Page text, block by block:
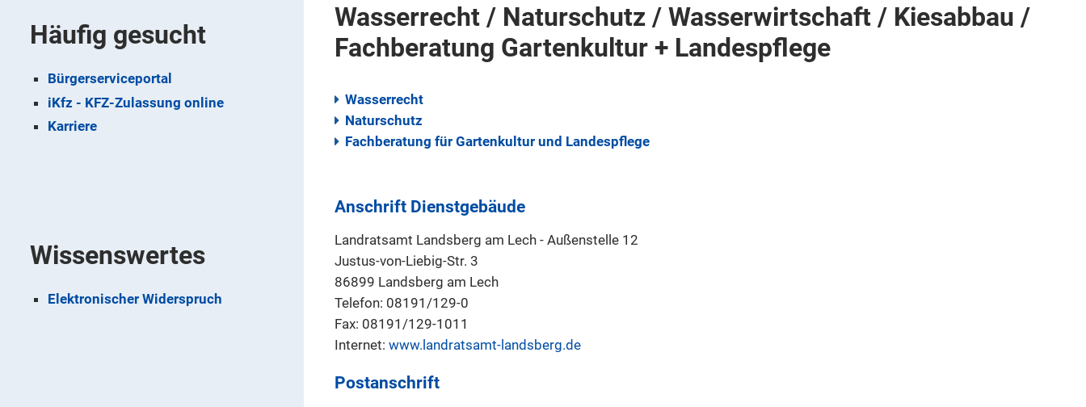
Wasserrecht / Naturschutz / Wasserwirtschaft / Kiesabbau /
Fachberatung Gartenkultur + Landespflege
Wasserrecht
Naturschutz
Fachberatung für Gartenkultur und Landespflege
Anschrift Dienstgebäude
Landratsamt Landsberg am Lech - Außenstelle 12
Justus-von-Liebig-Str. 3
86899 Landsberg am Lech
Telefon: 08191/129-0
Fax: 08191/129-1011
Internet: www.landratsamt-landsberg.de
Postanschrift
Häufig gesucht
Bürgerserviceportal
iKfz - KFZ-Zulassung online
Karriere
Wissenswertes
Elektronischer Widerspruch